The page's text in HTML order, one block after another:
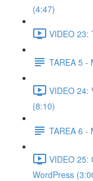
(4:47)
VIDEO 23:
TAREA 5 -
VIDEO 24:
(8:10)
TAREA 6 -
VIDEO 25:
WordPress